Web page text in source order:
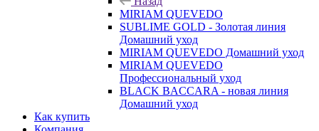
MIRIAM QUEVEDO
SUBLIME GOLD - Золотая линия
Домашний уход
MIRIAM QUEVEDO Домашний уход
MIRIAM QUEVEDO
Профессиональный уход
BLACK BACCARA - новая линия
Домашний уход
Как купить